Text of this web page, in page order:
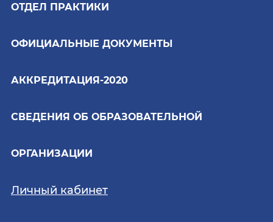
ОТДЕЛ ПРАКТИКИ
ОФИЦИАЛЬНЫЕ ДОКУМЕНТЫ
АККРЕДИТАЦИЯ-2020
СВЕДЕНИЯ ОБ ОБРАЗОВАТЕЛЬНОЙ
ОРГАНИЗАЦИИ
Личный кабинет